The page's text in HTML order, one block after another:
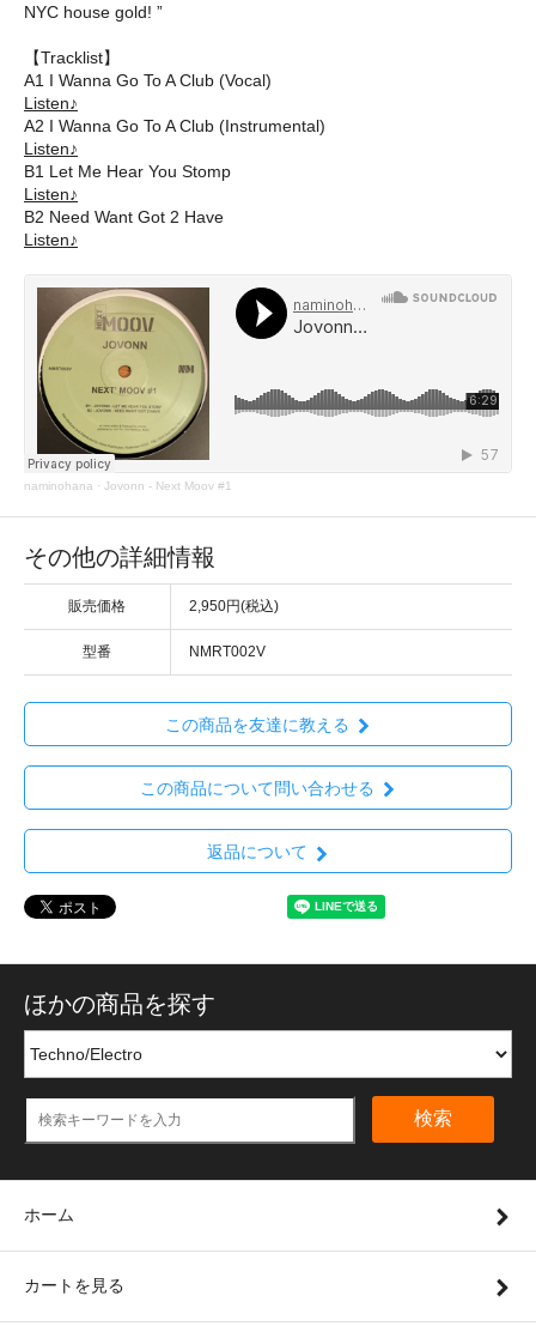
NYC house gold! ”
【Tracklist】
A1 I Wanna Go To A Club (Vocal)
Listen♪
A2 I Wanna Go To A Club (Instrumental)
Listen♪
B1 Let Me Hear You Stomp
Listen♪
B2 Need Want Got 2 Have
Listen♪
naminohana · Jovonn - Next Moov #1
その他の詳細情報
販売価格 2,950円(税込)
型番 NMRT002V
この商品を友達に教える
この商品について問い合わせる
返品について
ほかの商品を探す
検索
ホーム
カートを見る